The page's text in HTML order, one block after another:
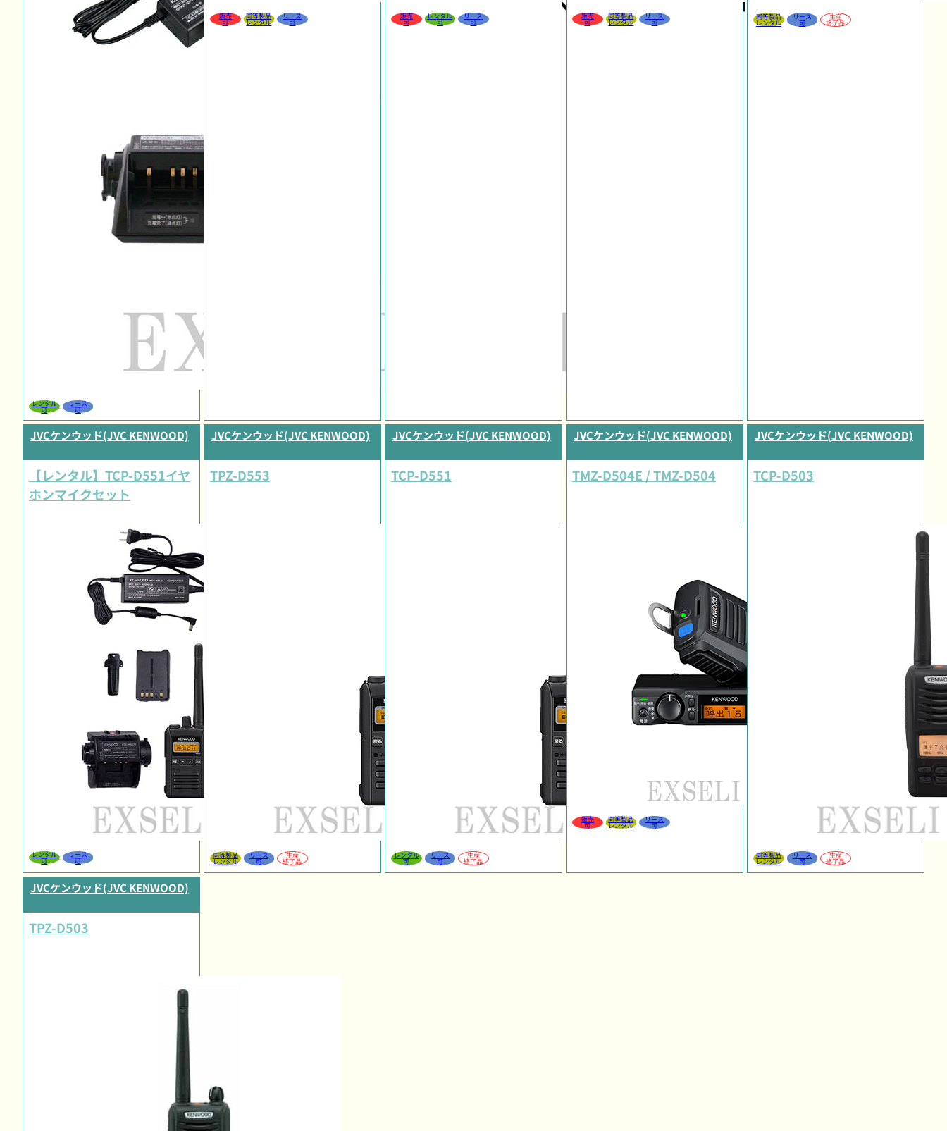
レンタル
可
リース
可
販売
可
同等製品
レンタル
リース
可
販売
可
レンタル
可
リース
可
販売
可
同等製品
レンタル
リース
可
同等製品
レンタル
リース
可
生産
終了品
JVCケンウッド(JVC KENWOOD)
【レンタル】TCP-D551イヤ
ホンマイクセット
レンタル
可
リース
可
JVCケンウッド(JVC KENWOOD)
TPZ-D553
同等製品
レンタル
リース
可
生産
終了品
JVCケンウッド(JVC KENWOOD)
TCP-D551
レンタル
可
リース
可
生産
終了品
JVCケンウッド(JVC KENWOOD)
TMZ-D504E / TMZ-D504
販売
可
同等製品
レンタル
リース
可
JVCケンウッド(JVC KENWOOD)
TCP-D503
同等製品
レンタル
リース
可
生産
終了品
JVCケンウッド(JVC KENWOOD)
TPZ-D503